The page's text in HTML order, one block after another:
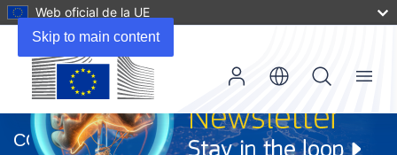
Skip to main content
Web oficial de la UE
abrirá
en
CORDIS
Menu